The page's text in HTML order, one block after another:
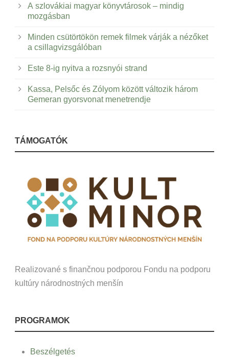
A szlovákiai magyar könyvtárosok – mindig
mozgásban
Minden csütörtökön remek filmek várják a nézőket
a csillagvizsgálóban
Este 8-ig nyitva a rozsnyói strand
Kassa, Pelsőc és Zólyom között változik három
Gemeran gyorsvonat menetrendje
TÁMOGATÓK
Realizované s finančnou podporou Fondu na podporu
kultúry národnostných menšín
PROGRAMOK
Beszélgetés